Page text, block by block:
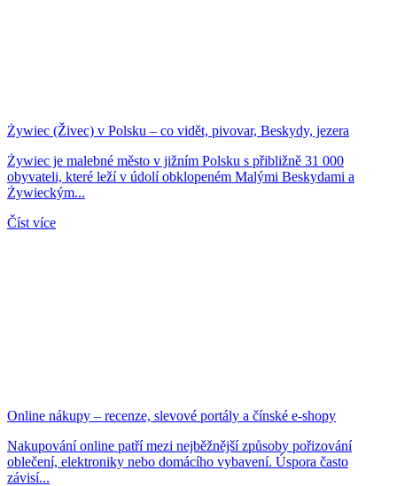
Żywiec (Živec) v Polsku – co vidět, pivovar, Beskydy, jezera
Żywiec je malebné město v jižním Polsku s přibližně 31 000
obyvateli, které leží v údolí obklopeném Malými Beskydami a
Żywieckým...
Číst více
Online nákupy – recenze, slevové portály a čínské e-shopy
Nakupování online patří mezi nejběžnější způsoby pořizování
oblečení, elektroniky nebo domácího vybavení. Úspora často
závisí...